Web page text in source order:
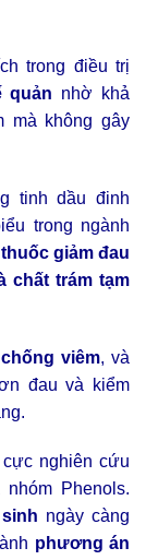
trong điều trị
quản nhờ khả
mà không gây
tinh dầu đinh
trong ngành
thuốc giảm đau
chất trám tạm
chống viêm, và
đau và kiểm
cực nghiên cứu
nhóm Phenols.
ngày càng
phương án